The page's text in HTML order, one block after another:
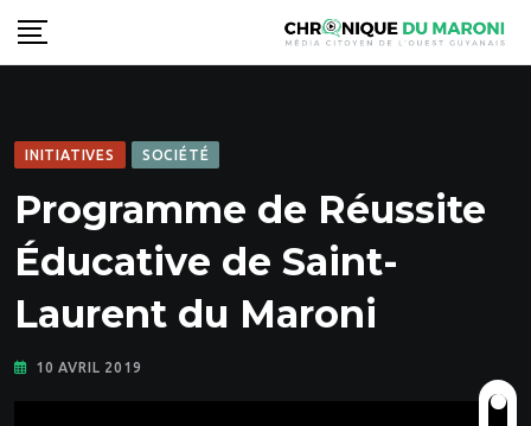
Skip
to
INITIATIVES SOCIÉTÉ
Programme de Réussite
Éducative de Saint-
Laurent du Maroni
10 AVRIL 2019